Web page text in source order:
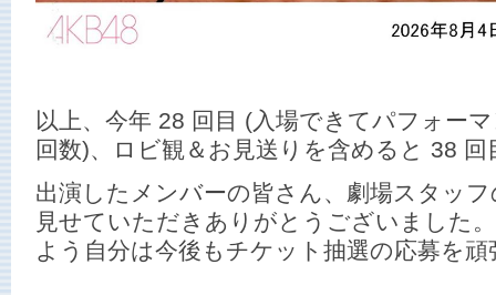
以上、今年 28 回目 (入場できてパフォー
回数)、ロビ観＆お見送りを含めると 38
出演したメンバーの皆さん、劇場スタッ
見せていただきありがとうございました
よう自分は今後もチケット抽選の応募を